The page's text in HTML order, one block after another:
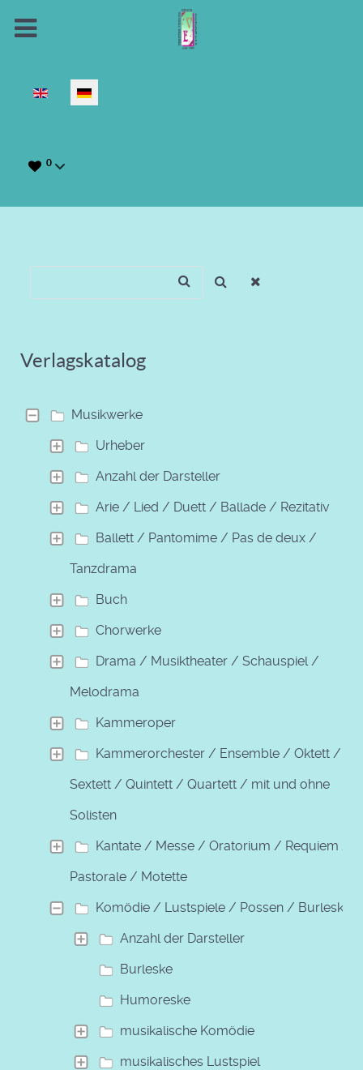
Sprache auswählen
0
Verlagskatalog
Musikwerke
Urheber
Anzahl der Darsteller
Arie / Lied / Duett / Ballade / Rezitativ
Ballett / Pantomime / Pas de deux /
Tanzdrama
Buch
Chorwerke
Drama / Musiktheater / Schauspiel /
Melodrama
Kammeroper
Kammerorchester / Ensemble / Oktett /
Sextett / Quintett / Quartett / mit und ohne
Solisten
Kantate / Messe / Oratorium / Requiem /
Pastorale / Motette
Komödie / Lustspiele / Possen / Burleske
Anzahl der Darsteller
Burleske
Humoreske
musikalische Komödie
musikalisches Lustspiel